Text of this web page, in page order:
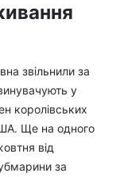
звільнили за
у
королівських
Ще на одного
від
за